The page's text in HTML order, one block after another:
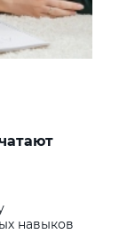
навыков